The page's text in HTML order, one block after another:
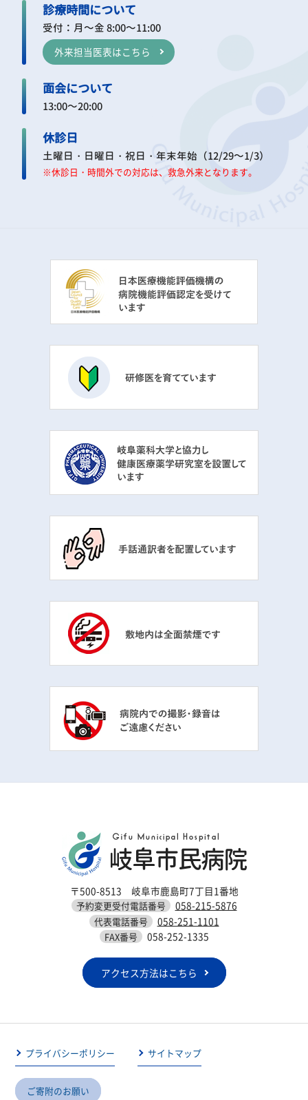
診療時間について
受付：月～金 8:00～11:00
外来担当医表はこちら
面会について
13:00～20:00
休診日
土曜日・日曜日・祝日・年末年始（12/29～1/3）
※休診日・時間外での対応は、救急外来となります。
〒500-8513 岐阜市鹿島町7丁目1番地
予約変更受付電話番号 058-215-5876
代表電話番号 058-251-1101
FAX番号 058-252-1335
アクセス方法はこちら
プライバシーポリシー サイトマップ
ご寄附のお願い